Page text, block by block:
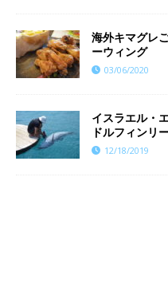
海外キマグレ
ーウィング
03/06/2020
イスラエル・
ドルフィンリ
12/18/2019